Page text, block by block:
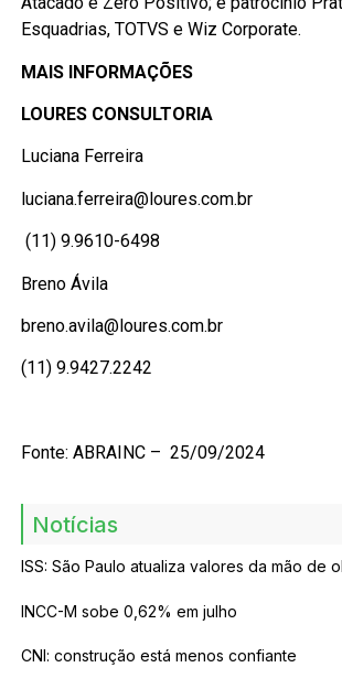
Esquadrias, TOTVS e Wiz Corporate.
MAIS INFORMAÇÕES
LOURES CONSULTORIA
Luciana Ferreira
luciana.ferreira@loures.com.br
(11) 9.9610-6498
Breno Ávila
breno.avila@loures.com.br
(11) 9.9427.2242
Fonte: ABRAINC – 25/09/2024
Notícias
ISS: São Paulo atualiza valores da mão de
INCC-M sobe 0,62% em julho
CNI: construção está menos confiante